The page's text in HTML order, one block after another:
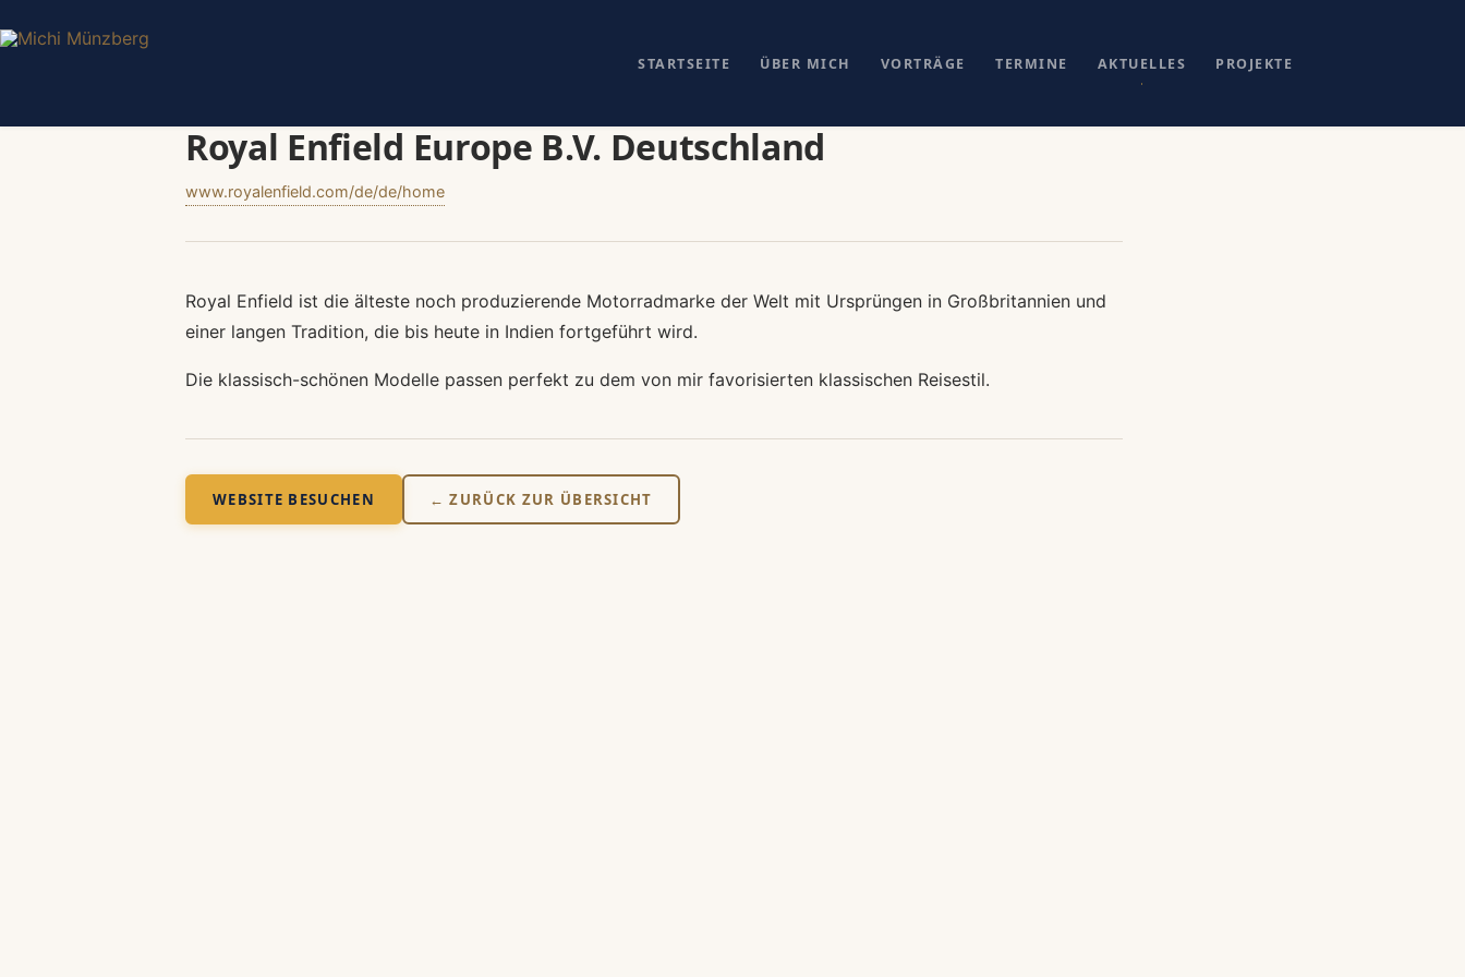
STARTSEITE ÜBER MICH VORTRÄGE TERMINE AKTUELLES PROJEKTE
Royal Enfield Europe B.V. Deutschland
www.royalenfield.com/de/de/home
Royal Enfield ist die älteste noch produzierende Motorradmarke der Welt mit Ursprüngen in Großbritannien und
einer langen Tradition, die bis heute in Indien fortgeführt wird.
Die klassisch-schönen Modelle passen perfekt zu dem von mir favorisierten klassischen Reisestil.
WEBSITE BESUCHEN ← ZURÜCK ZUR ÜBERSICHT